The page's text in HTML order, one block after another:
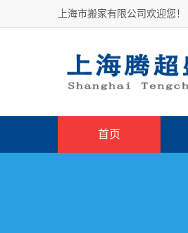
上海市搬家有限公司欢迎您！
首页